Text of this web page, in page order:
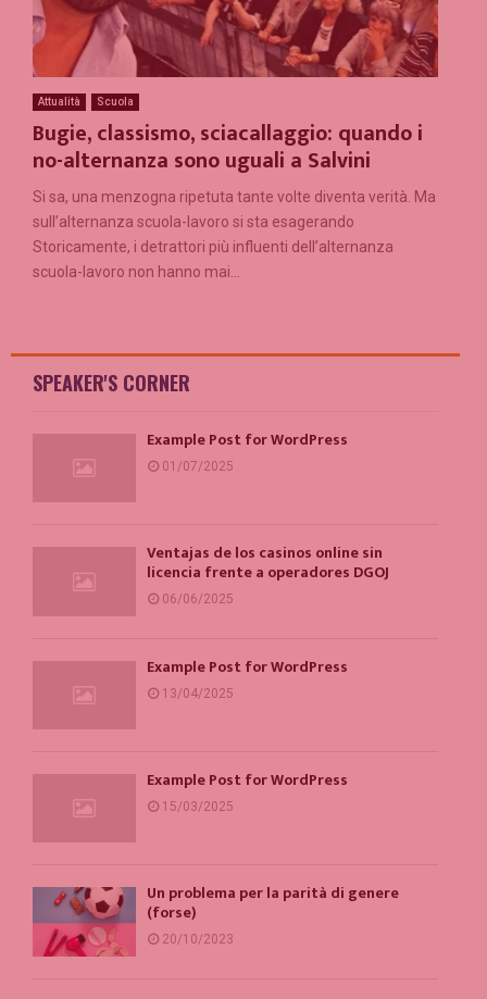
Attualità Scuola
Bugie, classismo, sciacallaggio: quando i
no-alternanza sono uguali a Salvini
Si sa, una menzogna ripetuta tante volte diventa verità. Ma
sull’alternanza scuola-lavoro si sta esagerando
Storicamente, i detrattori più influenti dell’alternanza
scuola-lavoro non hanno mai...
SPEAKER'S CORNER
Example Post for WordPress
01/07/2025
Ventajas de los casinos online sin
licencia frente a operadores DGOJ
06/06/2025
Example Post for WordPress
13/04/2025
Example Post for WordPress
15/03/2025
Un problema per la parità di genere
(forse)
20/10/2023